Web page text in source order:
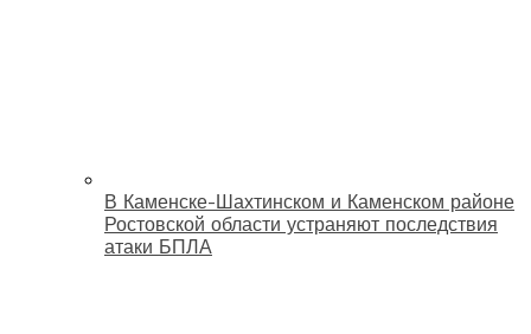
В Каменске-Шахтинском и Каменском районе
Ростовской области устраняют последствия
атаки БПЛА